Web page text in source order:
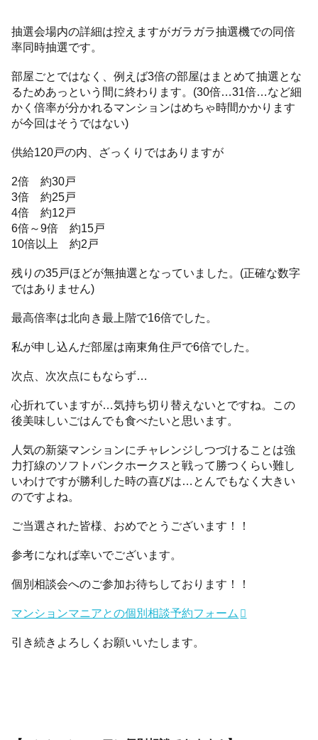
抽選会場内の詳細は控えますがガラガラ抽選機での同倍
率同時抽選です。
部屋ごとではなく、例えば3倍の部屋はまとめて抽選とな
るためあっという間に終わります。(30倍…31倍…など細
かく倍率が分かれるマンションはめちゃ時間かかります
が今回はそうではない)
供給120戸の内、ざっくりではありますが
2倍 約30戸
3倍 約25戸
4倍 約12戸
6倍～9倍 約15戸
10倍以上 約2戸
残りの35戸ほどが無抽選となっていました。(正確な数字
ではありません)
最高倍率は北向き最上階で16倍でした。
私が申し込んだ部屋は南東角住戸で6倍でした。
次点、次次点にもならず…
心折れていますが…気持ち切り替えないとですね。この
後美味しいごはんでも食べたいと思います。
人気の新築マンションにチャレンジしつづけることは強
力打線のソフトバンクホークスと戦って勝つくらい難し
いわけですが勝利した時の喜びは…とんでもなく大きい
のですよね。
ご当選された皆様、おめでとうございます！！
参考になれば幸いでございます。
個別相談会へのご参加お待ちしております！！
マンションマニアとの個別相談予約フォーム
引き続きよろしくお願いいたします。